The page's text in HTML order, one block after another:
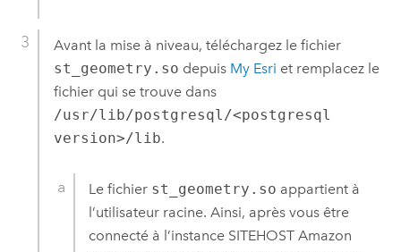
Avant la mise à niveau, téléchargez le fichier
st_geometry.so depuis My Esri et remplacez le
fichier qui se trouve dans
/usr/lib/postgresql/<postgresql
version>/lib.
Le fichier st_geometry.so appartient à
l’utilisateur racine. Ainsi, après vous être
connecté à l’instance SITEHOSTAmazon